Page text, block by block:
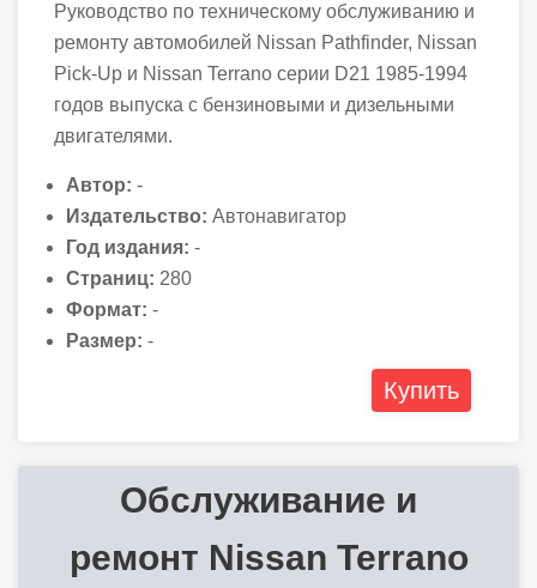
Руководство по техническому обслуживанию и
ремонту автомобилей Nissan Pathfinder, Nissan
Pick-Up и Nissan Terrano серии D21 1985-1994
годов выпуска с бензиновыми и дизельными
двигателями.
Автор: -
Издательство: Автонавигатор
Год издания: -
Страниц: 280
Формат: -
Размер: -
Купить
Обслуживание и
ремонт Nissan Terrano